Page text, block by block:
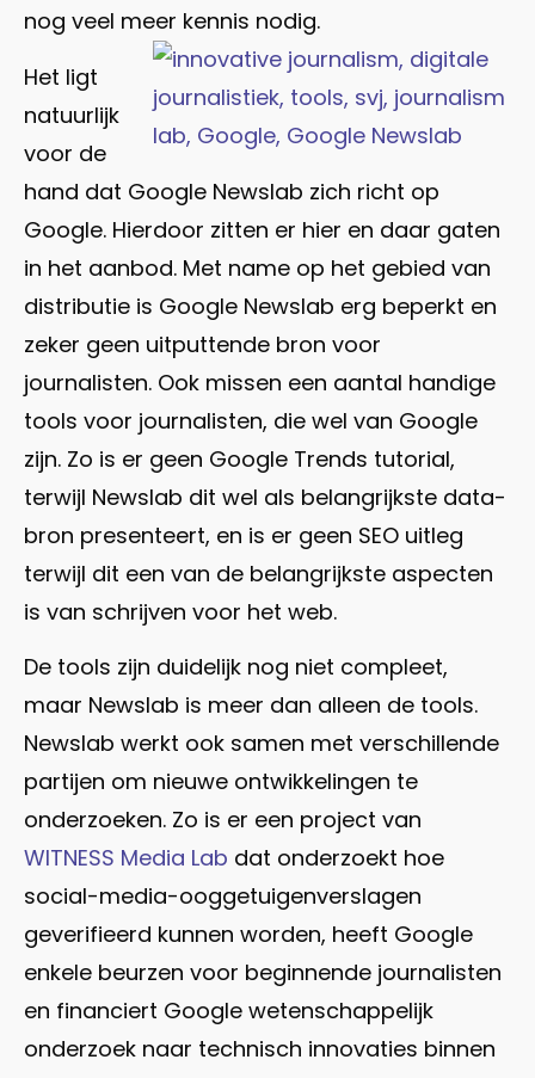
nog veel meer kennis nodig.
Het ligt
natuurlijk
voor de
hand dat Google Newslab zich richt op
Google. Hierdoor zitten er hier en daar gaten
in het aanbod. Met name op het gebied van
distributie is Google Newslab erg beperkt en
zeker geen uitputtende bron voor
journalisten. Ook missen een aantal handige
tools voor journalisten, die wel van Google
zijn. Zo is er geen Google Trends tutorial,
terwijl Newslab dit wel als belangrijkste data-
bron presenteert, en is er geen SEO uitleg
terwijl dit een van de belangrijkste aspecten
is van schrijven voor het web.
De tools zijn duidelijk nog niet compleet,
maar Newslab is meer dan alleen de tools.
Newslab werkt ook samen met verschillende
partijen om nieuwe ontwikkelingen te
onderzoeken. Zo is er een project van
WITNESS Media Lab dat onderzoekt hoe
social-media-ooggetuigenverslagen
geverifieerd kunnen worden, heeft Google
enkele beurzen voor beginnende journalisten
en financiert Google wetenschappelijk
onderzoek naar technisch innovaties binnen